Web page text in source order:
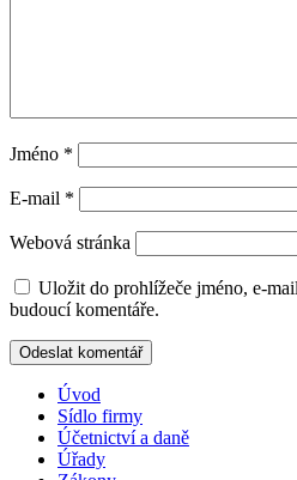
Jméno *
E-mail *
Webová stránka
Uložit do prohlížeče jméno, e-
budoucí komentáře.
Úvod
Sídlo firmy
Účetnictví a daně
Úřady